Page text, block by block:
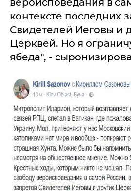
вероисповедания в
контексте последних
Свидетелей Иеговы и
Церквей. Но я
ябеда", -